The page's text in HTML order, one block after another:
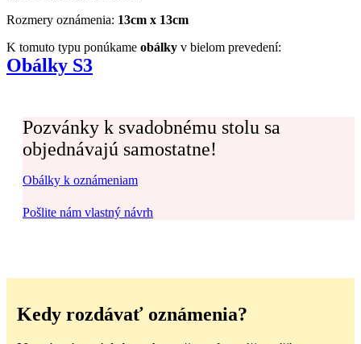
Rozmery oznámenia: 13cm x 13cm
K tomuto typu ponúkame obálky v bielom prevedení:
Obálky S3
Pozvánky k svadobnému stolu sa
objednávajú samostatne!
Obálky k oznámeniam
Pošlite nám vlastný návrh
Kedy rozdávať oznámenia?